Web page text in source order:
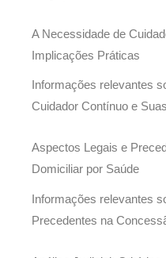
A Necessidade de
Implicações Práticas
Informações relevantes
Cuidador Contínuo e
Aspectos Legais e
Domiciliar por Saúde
Informações relevantes
Precedentes na